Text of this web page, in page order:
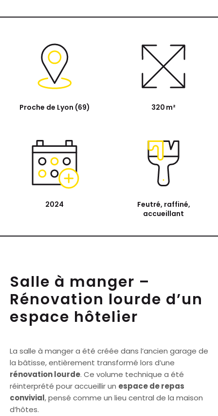
Proche de Lyon (69) 320 m²
2024
Feutré, raffiné,
accueillant
Salle à manger –
Rénovation lourde d’un
espace hôtelier
La salle à manger a été créée dans l’ancien garage de
la bâtisse, entièrement transformé lors d’une
rénovation lourde. Ce volume technique a été
réinterprété pour accueillir un espace de repas
convivial, pensé comme un lieu central de la maison
d’hôtes.